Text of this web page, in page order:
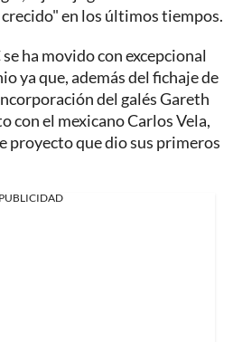
en los últimos tiempos.
ha movido con excepcional
ya que, además del fichaje de
del galés Gareth
con el mexicano Carlos Vela,
proyecto que dio sus primeros
PUBLICIDAD